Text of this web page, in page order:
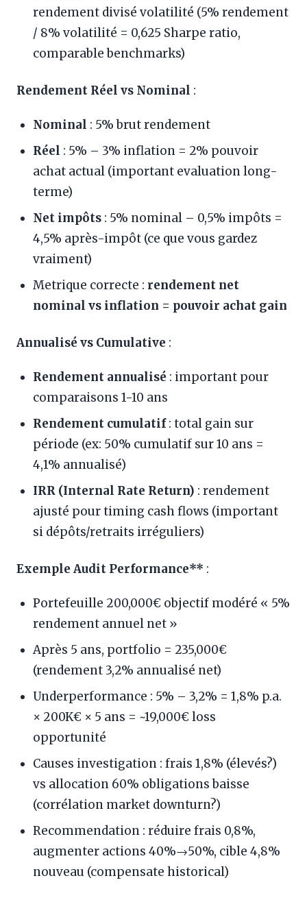
rendement divisé volatilité (5% rendement
/ 8% volatilité = 0,625 Sharpe ratio,
comparable benchmarks)
Rendement Réel vs Nominal :
Nominal : 5% brut rendement
Réel : 5% – 3% inflation = 2% pouvoir
achat actual (important evaluation long-
terme)
Net impôts : 5% nominal – 0,5% impôts =
4,5% après-impôt (ce que vous gardez
vraiment)
Metrique correcte : rendement net
nominal vs inflation = pouvoir achat gain
Annualisé vs Cumulative :
Rendement annualisé : important pour
comparaisons 1-10 ans
Rendement cumulatif: total gain sur
période (ex: 50% cumulatif sur 10 ans =
4,1% annualisé)
IRR (Internal Rate Return) : rendement
ajusté pour timing cash flows (important
si dépôts/retraits irréguliers)
Exemple Audit Performance** :
Portefeuille 200,000€ objectif modéré « 5%
rendement annuel net »
Après 5 ans, portfolio = 235,000€
(rendement 3,2% annualisé net)
Underperformance : 5% – 3,2% = 1,8% p.a.
× 200K€ × 5 ans = ~19,000€ loss
opportunité
Causes investigation : frais 1,8% (élevés?)
vs allocation 60% obligations baisse
(corrélation market downturn?)
Recommendation : réduire frais 0,8%,
augmenter actions 40%→50%, cible 4,8%
nouveau (compensate historical)